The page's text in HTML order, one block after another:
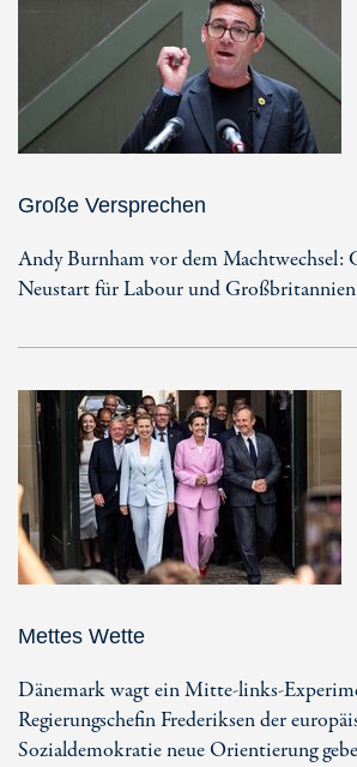
Große Versprechen
Andy Burnham vor dem Machtwechsel:
Neustart für Labour und
Mettes Wette
Dänemark wagt ein Mitte-links-
Regierungschefin Frederiksen der
Sozialdemokratie neue Orientierung